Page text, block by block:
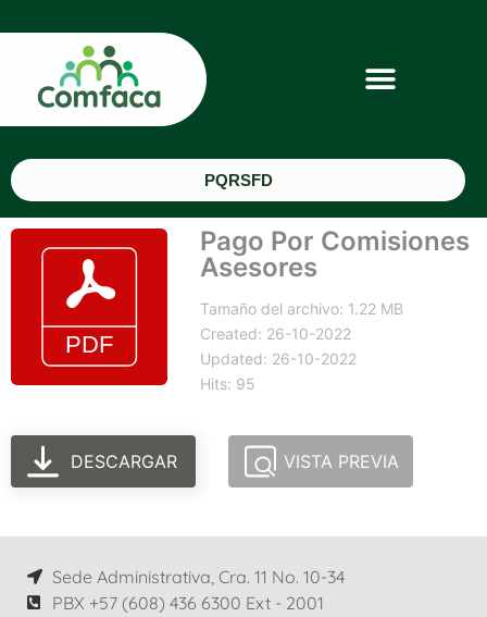
PQRSFD
Pago Por Comisiones
Asesores
Tamaño del archivo: 1.22 MB
Created: 26-10-2022
Updated: 26-10-2022
Hits: 95
DESCARGAR VISTA PREVIA
Sede Administrativa, Cra. 11 No. 10-34
PBX +57 (608) 436 6300 Ext - 2001